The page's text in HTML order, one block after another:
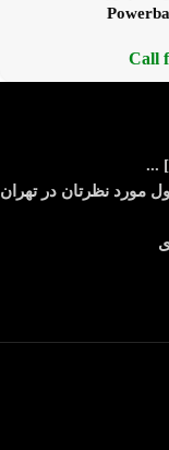
Call
] ...
مورد نظرتان در تهران